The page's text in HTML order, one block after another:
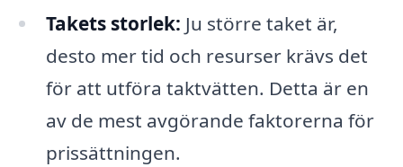
Takets storlek: Ju större taket är,
desto mer tid och resurser krävs det
för att utföra taktvätten. Detta är en
av de mest avgörande faktorerna för
prissättningen.